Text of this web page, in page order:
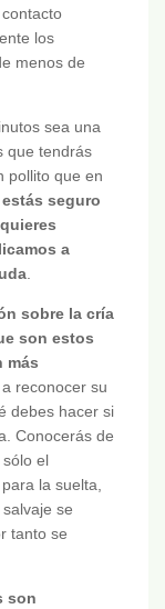
los
menos de
sea una
que tendrás
pollito que en
seguro
a
.
sobre la cría
son estos
más
reconocer su
debes hacer si
Conocerás de
el
la suelta,
se
tanto se
son